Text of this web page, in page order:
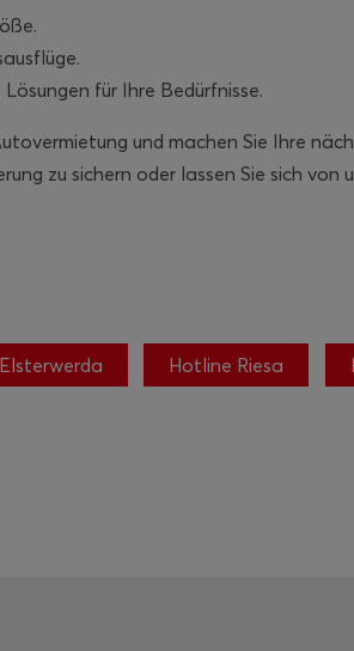
für Ihre Bedürfnisse.
und machen Sie Ihre
zu sichern oder lassen Sie sich von
Hotline Riesa